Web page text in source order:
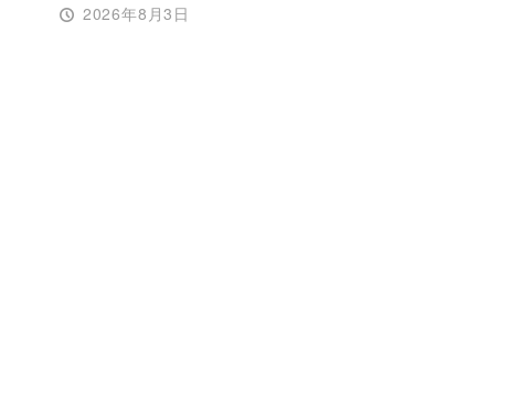
2026年8月3日